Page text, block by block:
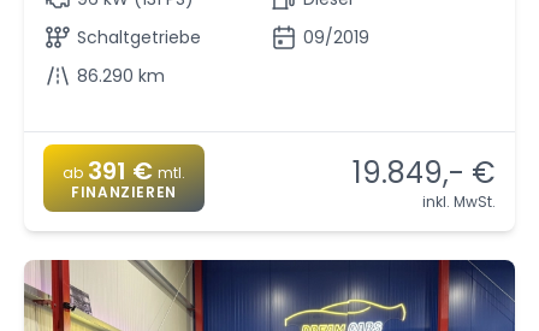
Schaltgetriebe
86.290 km
09/2019
ab 391 € mtl.
FINANZIEREN
19.849,- €
inkl. MwSt.